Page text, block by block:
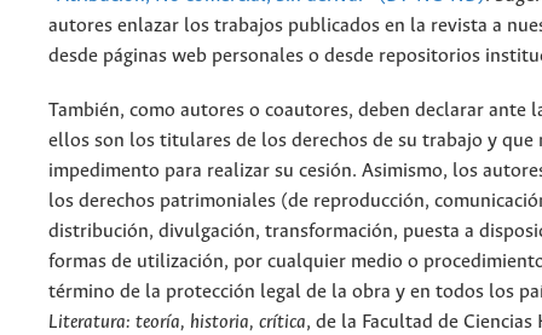
autores enlazar los trabajos publicados en la revista a
desde páginas web personales o desde repositorios
También, como autores o coautores, deben declarar ante
ellos son los titulares de los derechos de su trabajo y que
impedimento para realizar su cesión. Asimismo, los
los derechos patrimoniales (de reproducción,
distribución, divulgación, transformación, puesta a
formas de utilización, por cualquier medio o
término de la protección legal de la obra y en todos los
Literatura: teoría, historia, crítica, de la Facultad de Ciencias